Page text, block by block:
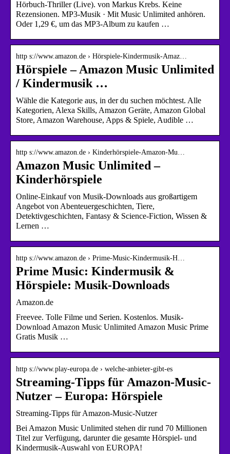
Hörbuch-Thriller (Live). von Markus Krebs. Keine
Rezensionen. MP3-Musik · Mit Music Unlimited anhören.
Oder 1,29 €, um das MP3-Album zu kaufen …
http s://www.amazon.de › Hörspiele-Kindermusik-Amaz…
Hörspiele – Amazon Music Unlimited
/ Kindermusik …
Wähle die Kategorie aus, in der du suchen möchtest. Alle
Kategorien, Alexa Skills, Amazon Geräte, Amazon Global
Store, Amazon Warehouse, Apps & Spiele, Audible …
http s://www.amazon.de › Kinderhörspiele-Amazon-Mu…
Amazon Music Unlimited –
Kinderhörspiele
Online-Einkauf von Musik-Downloads aus großartigem
Angebot von Abenteuergeschichten, Tiere,
Detektivgeschichten, Fantasy & Science-Fiction, Wissen &
Lernen …
http s://www.amazon.de › Prime-Music-Kindermusik-H…
Prime Music: Kindermusik &
Hörspiele: Musik-Downloads
Amazon.de
Freevee. Tolle Filme und Serien. Kostenlos. Musik-
Download Amazon Music Unlimited Amazon Music Prime
Gratis Musik …
http s://www.play-europa.de › welche-anbieter-gibt-es
Streaming-Tipps für Amazon-Music-
Nutzer – Europa: Hörspiele
Streaming-Tipps für Amazon-Music-Nutzer
Bei Amazon Music Unlimited stehen dir rund 70 Millionen
Titel zur Verfügung, darunter die gesamte Hörspiel- und
Kindermusik-Auswahl von EUROPA!